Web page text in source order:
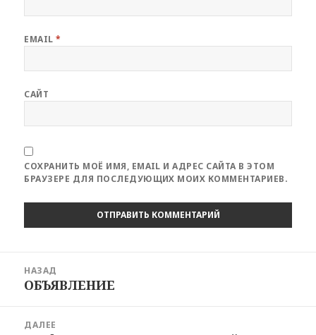
EMAIL*
САЙТ
СОХРАНИТЬ МОЁ ИМЯ, EMAIL И АДРЕС САЙТА В ЭТОМ
БРАУЗЕРЕ ДЛЯ ПОСЛЕДУЮЩИХ МОИХ КОММЕНТАРИЕВ.
записям
НАЗАД
Предыдущая
ОБЪЯВЛЕНИЕ
ДАЛЕЕ